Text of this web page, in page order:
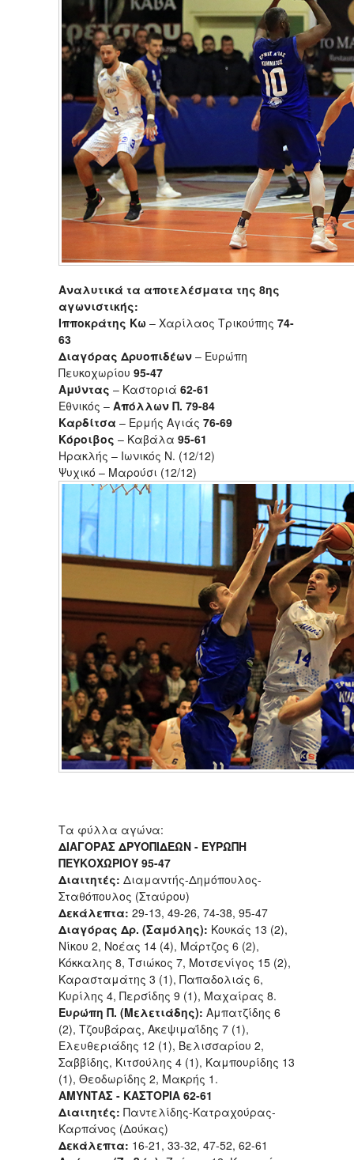
Αναλυτικά τα αποτελέσματα της 8ης
αγωνιστικής:
Ιπποκράτης Κω – Χαρίλαος Τρικούπης 74-
63
Διαγόρας Δρυοπιδέων – Ευρώπη
Πευκοχωρίου 95-47
Αμύντας – Καστοριά 62-61
Εθνικός – Απόλλων Π. 79-84
Καρδίτσα – Ερμής Αγιάς 76-69
Κόροιβος – Καβάλα 95-61
Ηρακλής – Ιωνικός Ν. (12/12)
Ψυχικό – Μαρούσι (12/12)
Τα φύλλα αγώνα:
ΔΙΑΓΟΡΑΣ ΔΡΥΟΠΙΔΕΩΝ - ΕΥΡΩΠΗ
ΠΕΥΚΟΧΩΡΙΟΥ 95-47
Διαιτητές: Διαμαντής-Δημόπουλος-
Σταθόπουλος (Σταύρου)
Δεκάλεπτα: 29-13, 49-26, 74-38, 95-47
Διαγόρας Δρ. (Σαμόλης): Κουκάς 13 (2),
Νίκου 2, Νοέας 14 (4), Μάρτζος 6 (2),
Κόκκαλης 8, Τσιώκος 7, Μοτσενίγος 15 (2),
Καρασταμάτης 3 (1), Παπαδολιάς 6,
Κυρίλης 4, Περσίδης 9 (1), Μαχαίρας 8.
Ευρώπη Π. (Μελετιάδης): Αμπατζίδης 6
(2), Τζουβάρας, Ακεψιμαΐδης 7 (1),
Ελευθεριάδης 12 (1), Βελισσαρίου 2,
Σαββίδης, Κιτσούλης 4 (1), Καμπουρίδης 13
(1), Θεοδωρίδης 2, Μακρής 1.
ΑΜΥΝΤΑΣ - ΚΑΣΤΟΡΙΑ 62-61
Διαιτητές: Παντελίδης-Κατραχούρας-
Καρπάνος (Δούκας)
Δεκάλεπτα: 16-21, 33-32, 47-52, 62-61